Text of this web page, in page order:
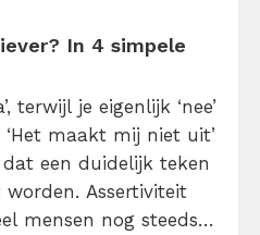
In 4 simpele
terwijl je eigenlijk ‘nee’
maakt mij niet uit’
een duidelijk teken
Assertiviteit
mensen nog steeds